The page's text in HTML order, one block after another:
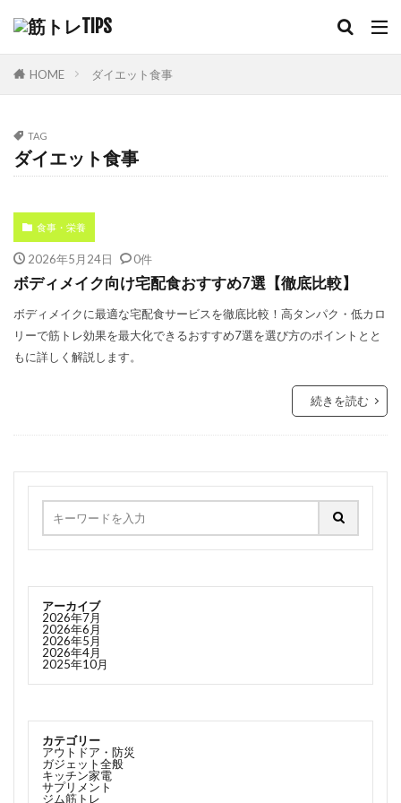
HOME ダイエット食事
TAG
ダイエット食事
食事・栄養
2026年5月24日 0件
ボディメイク向け宅配食おすすめ7選【徹底比較】
ボディメイクに最適な宅配食サービスを徹底比較！高タンパク・低カロ
リーで筋トレ効果を最大化できるおすすめ7選を選び方のポイントとと
もに詳しく解説します。
続きを読む
アーカイブ
2026年7月
2026年6月
2026年5月
2026年4月
2025年10月
カテゴリー
アウトドア・防災
ガジェット全般
キッチン家電
サプリメント
ジム筋トレ